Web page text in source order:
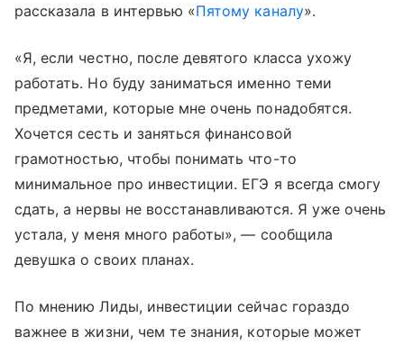
рассказала в интервью «Пятому каналу».
«Я, если честно, после девятого класса ухожу
работать. Но буду заниматься именно теми
предметами, которые мне очень понадобятся.
Хочется сесть и заняться финансовой
грамотностью, чтобы понимать что-то
минимальное про инвестиции. ЕГЭ я всегда смогу
сдать, а нервы не восстанавливаются. Я уже очень
устала, у меня много работы», — сообщила
девушка о своих планах.
По мнению Лиды, инвестиции сейчас гораздо
важнее в жизни, чем те знания, которые может